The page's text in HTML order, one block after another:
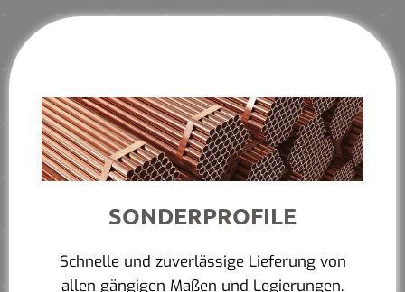
SONDERPROFILE
Schnelle und zuverlässige Lieferung von
allen gängigen Maßen und Legierungen.